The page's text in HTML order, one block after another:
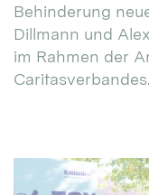
Behinderung
Dillmann und
im Rahmen der